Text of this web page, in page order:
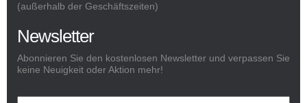
(außerhalb der Geschäftszeiten)
Newsletter
Abonnieren Sie den kostenlosen Newsletter und verpassen Sie
keine Neuigkeit oder Aktion mehr!